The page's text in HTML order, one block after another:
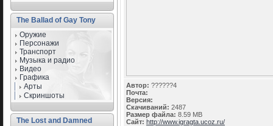
The Ballad of Gay Tony
Оружие
Персонажи
Транспорт
Музыка и радио
Видео
Графика
Арты
Скриншоты
The Lost and Damned
Автор: ??????4
Почта:
Версия:
Скачиваний: 2487
Размер файла: 8.59 MB
Сайт: http://www.igragta.ucoz.ru/